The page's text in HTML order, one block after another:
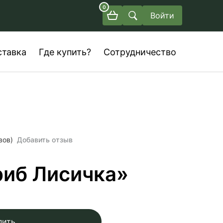
0
Войти
Где купить? Сотрудничество
Добавить отзыв
Лисичка»